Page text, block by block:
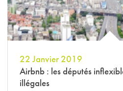
22 Janvier 2019
Airbnb : les députés
illégales